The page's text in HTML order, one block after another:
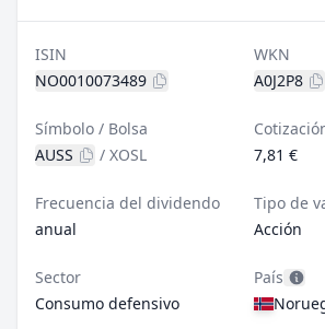
ISIN
NO0010073489
WKN
A0J2P8
Símbolo / Bolsa
AUSS
/ XOSL
7,81 €
Frecuencia del dividendo
anual
Tipo de
Acción
Sector
Consumo defensivo
País